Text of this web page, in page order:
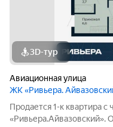
3D-тур
Авиационная улица
ЖК «Ривьера.
Продается 1-к квартира
«Ривьера.Айвазовский».